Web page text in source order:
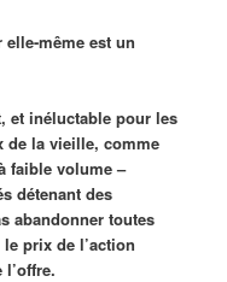
même est un
et inéluctable pour les
de la vieille,comme
faible volume –
détenant des
abandonner toutes
prix de l’action